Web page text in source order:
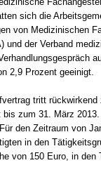
sich die
von Medizinischen
und der Verband
2,9 Prozent geeinigt.
tritt
zum 31. März
den Zeitraum von
in den
von 150 Euro, in den